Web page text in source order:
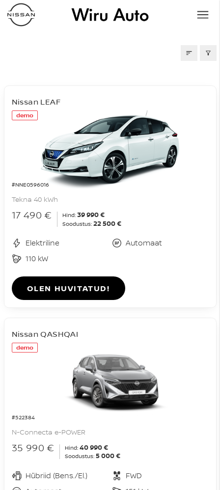
demo
#NNE0596016
Nissan LEAF
Tekna 40 kWh
17 490 € Hind: 39 990 €
Soodustus: 22 500 €
Elektriline
Automaat
110 kW
OLEN HUVITATUD!
demo
#522384
Nissan QASHQAI
N-Connecta e-POWER
35 990 € Hind: 40 990 €
Soodustus: 5 000 €
Hübriid (Bens./El.)
FWD